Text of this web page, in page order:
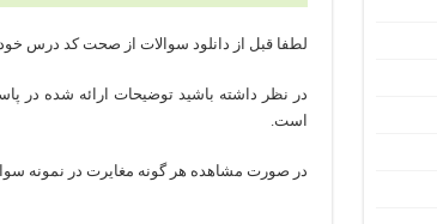
لطفا قبل از دانلود سوالات از صحت کد درس
در نظر داشته باشید توضیحات ارائه شده در
است.
در صورت مشاهده هر گونه مغایرت در نمونه